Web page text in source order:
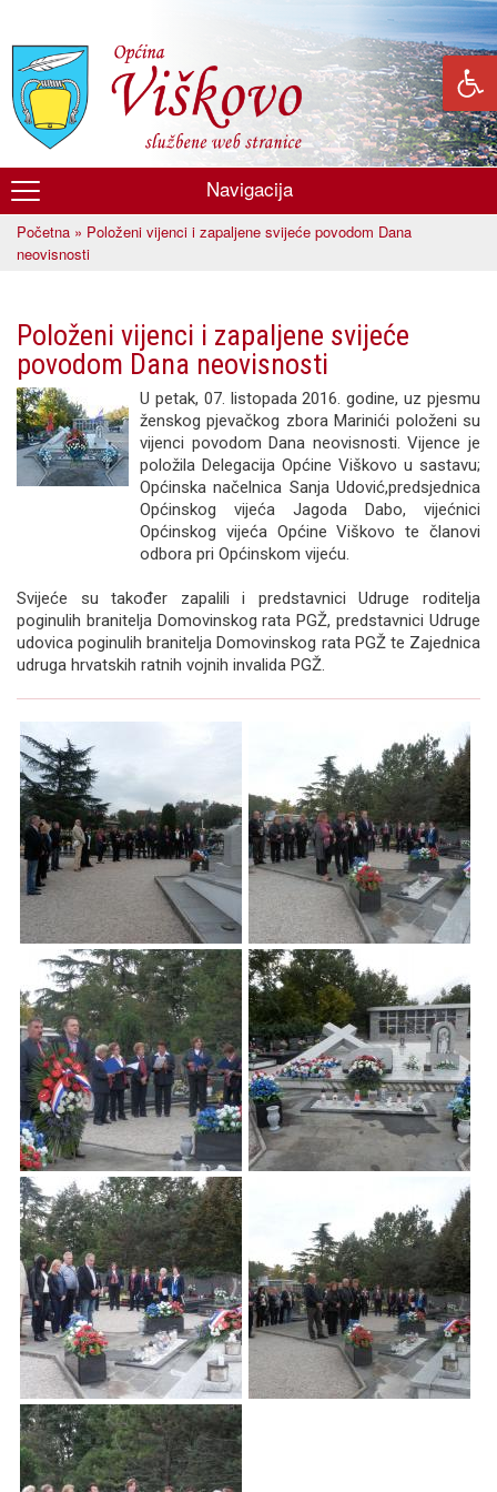
glavni
sadržaj
Općina
Viškovo
Navigacija
Vi ste ovdje
Početna » Položeni vijenci i zapaljene svijeće povodom Dana
neovisnosti
Položeni vijenci i zapaljene svijeće
povodom Dana neovisnosti
U petak, 07. listopada 2016. godine, uz pjesmu
ženskog pjevačkog zbora Marinići položeni su
vijenci povodom Dana neovisnosti. Vijence je
položila Delegacija Općine Viškovo u sastavu;
Općinska načelnica Sanja Udović,predsjednica
Općinskog vijeća Jagoda Dabo, vijećnici
Općinskog vijeća Općine Viškovo te članovi
odbora pri Općinskom vijeću.
Svijeće su također zapalili i predstavnici Udruge roditelja
poginulih branitelja Domovinskog rata PGŽ, predstavnici Udruge
udovica poginulih branitelja Domovinskog rata PGŽ te Zajednica
udruga hrvatskih ratnih vojnih invalida PGŽ.